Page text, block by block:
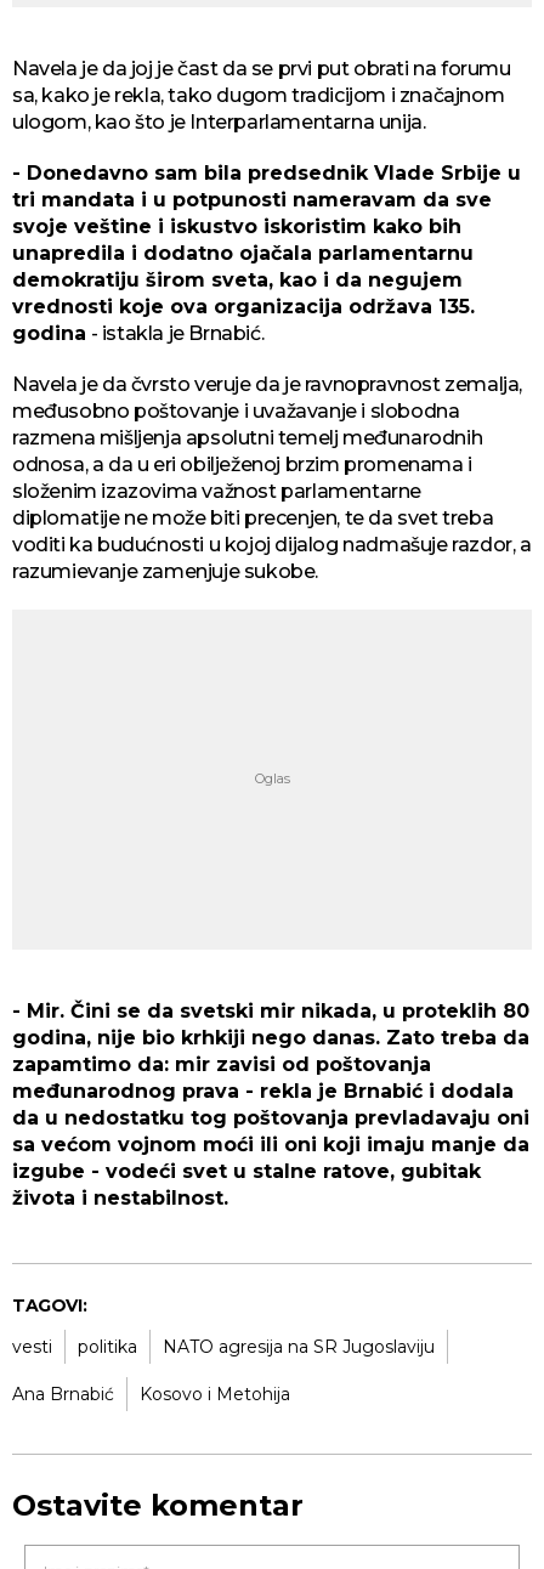
Navela je da joj je čast da se prvi put obrati na forumu
sa, kako je rekla, tako dugom tradicijom i značajnom
ulogom, kao što je Interparlamentarna unija.
- Donedavno sam bila predsednik Vlade Srbije u
tri mandata i u potpunosti nameravam da sve
svoje veštine i iskustvo iskoristim kako bih
unapredila i dodatno ojačala parlamentarnu
demokratiju širom sveta, kao i da negujem
vrednosti koje ova organizacija održava 135.
godina - istakla je Brnabić.
Navela je da čvrsto veruje da je ravnopravnost zemalja,
međusobno poštovanje i uvažavanje i slobodna
razmena mišljenja apsolutni temelj međunarodnih
odnosa, a da u eri obilježenoj brzim promenama i
složenim izazovima važnost parlamentarne
diplomatije ne može biti precenjen, te da svet treba
voditi ka budućnosti u kojoj dijalog nadmašuje razdor, a
razumievanje zamenjuje sukobe.
- Mir. Čini se da svetski mir nikada, u proteklih 80
godina, nije bio krhkiji nego danas. Zato treba da
zapamtimo da: mir zavisi od poštovanja
međunarodnog prava - rekla je Brnabić i dodala
da u nedostatku tog poštovanja prevladavaju oni
sa većom vojnom moći ili oni koji imaju manje da
izgube - vodeći svet u stalne ratove, gubitak
života i nestabilnost.
TAGOVI:
vesti
politika NATO agresija na SR Jugoslaviju
Ana Brnabić Kosovo i Metohija
Ostavite komentar